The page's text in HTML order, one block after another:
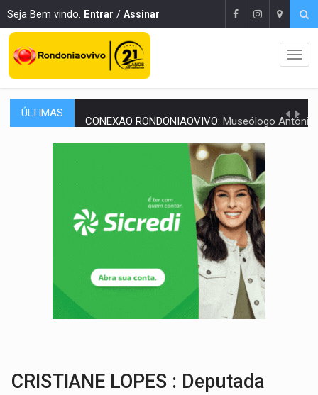
Seja Bem vindo. Entrar / Assinar
ÚLTIMAS CONEXÃO RONDONIAOVIVO: Museólogo Antônio Ocampo conduz a história de
EXTENSÃO DE DANOS:Ferroviários pedem ao Iphan recuperação de área
VARIANDO O CARDÁPIO: Veja essa receita de carne assada para o
PREJUÍZO AOS ESTUDANTES:Greve dos professores em PVH é
POSSESSÃO DE DEBORAH LOGAN:Terror mistura mistério e filmagens
TCE reúne candidatos ao Governo e apresenta
ELAS DECIDEM:Mulheres são maioria e representam 52% do eleitorado de
NO CARRO: Homem é preso com pistola 9mm durante abordagem da Força
CRISTIANE LOPES : Deputada